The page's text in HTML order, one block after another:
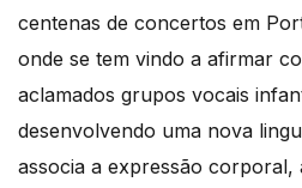
centenas de concertos em
onde se tem vindo a afirmar
aclamados grupos vocais
desenvolvendo uma nova
associa a expressão corporal,